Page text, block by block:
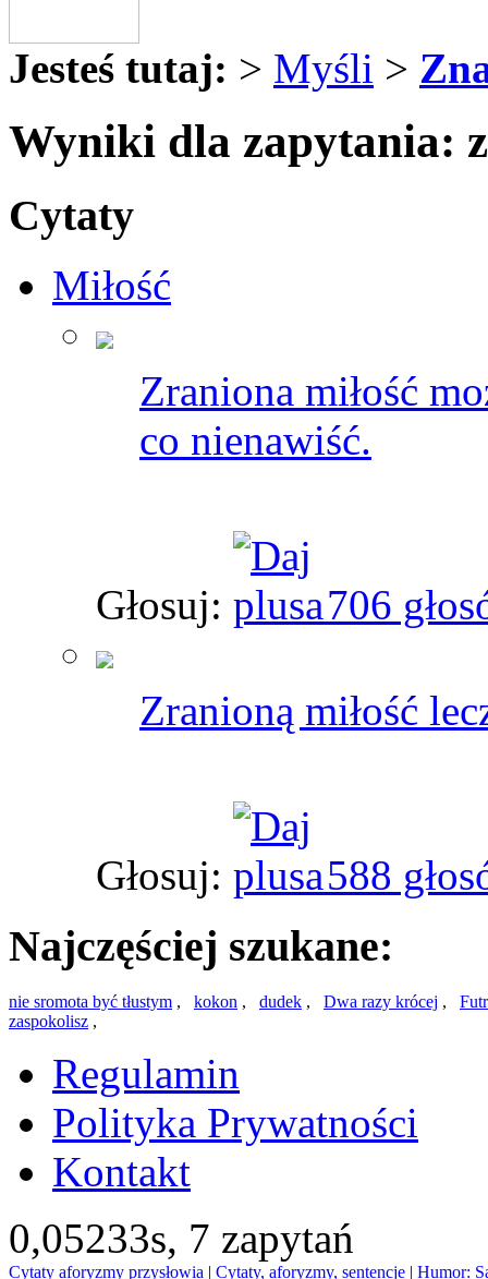
Jesteś tutaj: > Myśli >
Wyniki dla zapytania:
Cytaty
Miłość
Zraniona miłość
co nienawiść.
Głosuj: 706
Zranioną miłość
Głosuj: 588
Najczęściej szukane:
nie sromota być tłustym , kokon , dudek , Dwa razy krócej ,
zaspokolisz ,
Regulamin
Polityka Prywatności
Kontakt
0,05233s, 7 zapytań
Cytaty aforyzmy przysłowia | Cytaty, aforyzmy, sentencje | Humor: